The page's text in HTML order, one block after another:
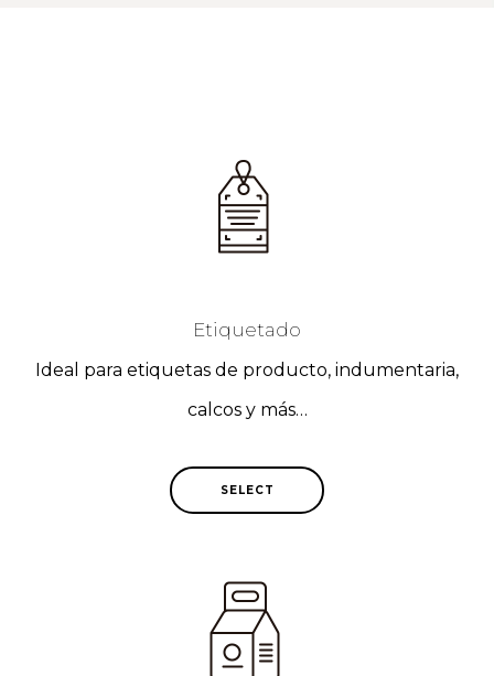
Etiquetado
Ideal para etiquetas de producto, indumentaria,
calcos y más…
SELECT